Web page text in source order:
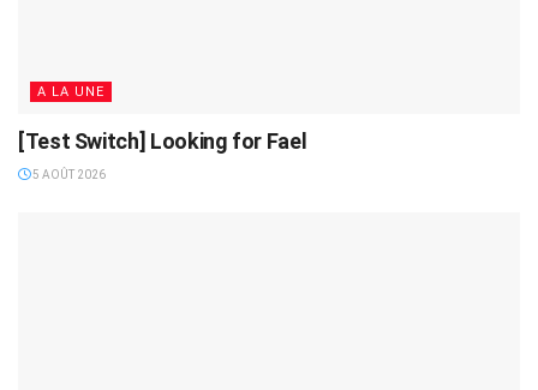
A LA UNE
[Test Switch] Looking for Fael
5 AOÛT 2026